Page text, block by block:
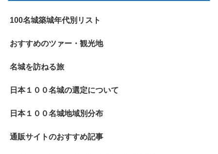
100名城築城年代別リスト
おすすめのツァー・観光地
名城を訪ねる旅
日本１００名城の選定について
日本１００名城地域別分布
通販サイトのおすすめ記事